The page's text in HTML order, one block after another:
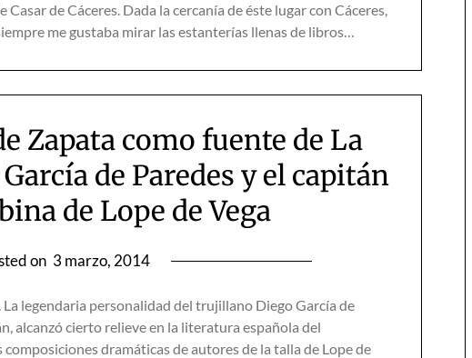
de Cáceres. Dada la cercanía de éste lugar con Cáceres,
me gustaba mirar las estanterías llenas de libros…
Zapata como fuente de La
de Paredes y el capitán
de Lope de Vega
on 3 marzo, 2014
legendaria personalidad del trujillano Diego García de
alcanzó cierto relieve en la literatura española del
dramáticas de autores de la talla de Lope de